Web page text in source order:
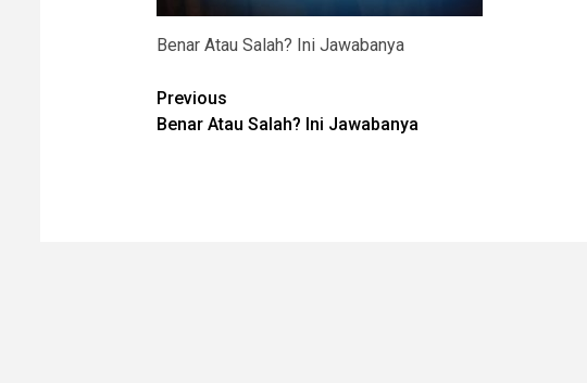
Benar Atau Salah? Ini Jawabanya
Post
navigation
Previous
Benar Atau Salah? Ini Jawabanya